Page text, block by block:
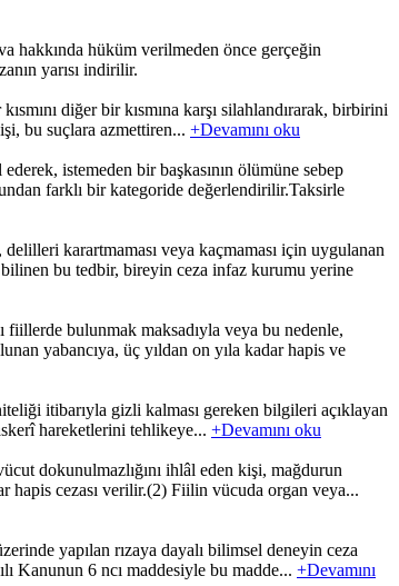
hakkında hüküm verilmeden önce gerçeğin
yarısı indirilir.
diğer bir kısmına karşı silahlandırarak, birbirini
bu suçlara azmettiren... +Devamını oku
istemeden bir başkasının ölümüne sebep
farklı bir kategoride değerlendirilir.Taksirle
karartmaması veya kaçmaması için uygulanan
bu tedbir, bireyin ceza infaz kurumu yerine
bulunmak maksadıyla veya bu nedenle,
yabancıya, üç yıldan on yıla kadar hapis ve
itibarıyla gizli kalması gereken bilgileri açıklayan
hareketlerini tehlikeye... +Devamını oku
dokunulmazlığını ihlâl eden kişi, mağdurun
hapis cezası verilir.(2) Fiilin vücuda organ veya...
yapılan rızaya dayalı bilimsel deneyin ceza
Kanunun 6 ncı maddesiyle bu madde... +Devamını